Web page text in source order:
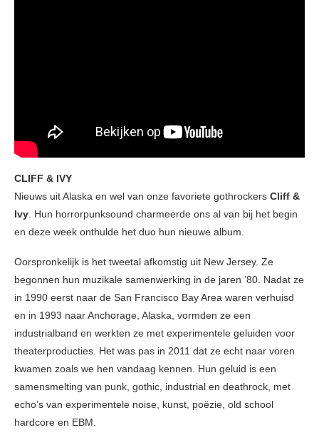
CLIFF & IVY
Nieuws uit Alaska en wel van onze favoriete gothrockers Cliff &
Ivy . Hun horrorpunksound charmeerde ons al van bij het begin
en deze week onthulde het duo hun nieuwe album.
Oorspronkelijk is het tweetal afkomstig uit New Jersey. Ze
begonnen hun muzikale samenwerking in de jaren ’80. Nadat ze
in 1990 eerst naar de San Francisco Bay Area waren verhuisd
en in 1993 naar Anchorage, Alaska, vormden ze een
industrialband en werkten ze met experimentele geluiden voor
theaterproducties. Het was pas in 2011 dat ze echt naar voren
kwamen zoals we hen vandaag kennen. Hun geluid is een
samensmelting van punk, gothic, industrial en deathrock, met
echo’s van experimentele noise, kunst, poëzie, old school
hardcore en EBM.